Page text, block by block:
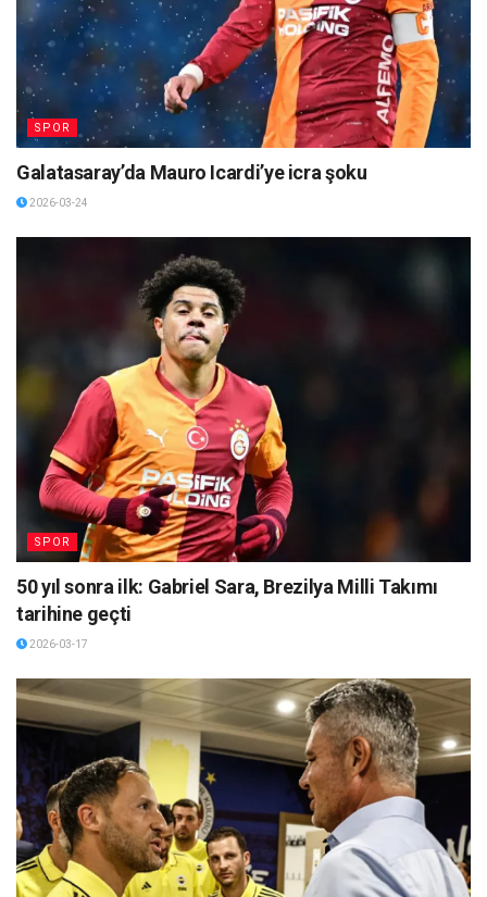
SPOR
Galatasaray’da Mauro Icardi’ye icra şoku
2026-03-24
SPOR
50 yıl sonra ilk: Gabriel Sara, Brezilya Milli Takımı
tarihine geçti
2026-03-17